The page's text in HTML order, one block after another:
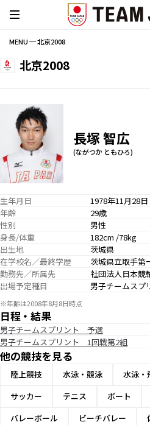
MENU ─ 北京2008
北京2008
長塚 智広
(ながつか ともひろ)
生年月日
1978年11月28日
年齢
29歳
性別
男性
身長/体重
182cm /78kg
出生地
茨城県
在学校名／最終学歴
茨城県立取手第
勤務先／所属先
社団法人日本競
出場予定種目
男子チームスプ
※年齢は2008年8月8日時点
日程・結果
男子チームスプリント 予選
男子チームスプリント 1回戦第2組
他の競技を見る
陸上競技 水泳・競泳 水泳・
サッカー
テニス ボート
バレーボール
ビーチバレー